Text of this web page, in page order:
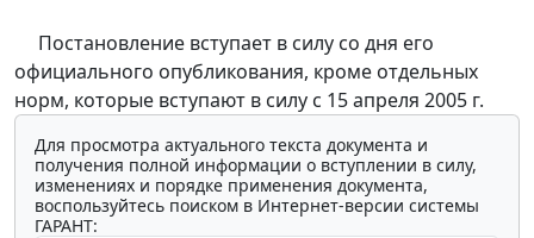
Постановление вступает в силу со дня его
официального опубликования, кроме отдельных
норм, которые вступают в силу с 15 апреля 2005 г.
Для просмотра актуального текста документа и
получения полной информации о вступлении в силу,
изменениях и порядке применения документа,
воспользуйтесь поиском в Интернет-версии системы
ГАРАНТ: